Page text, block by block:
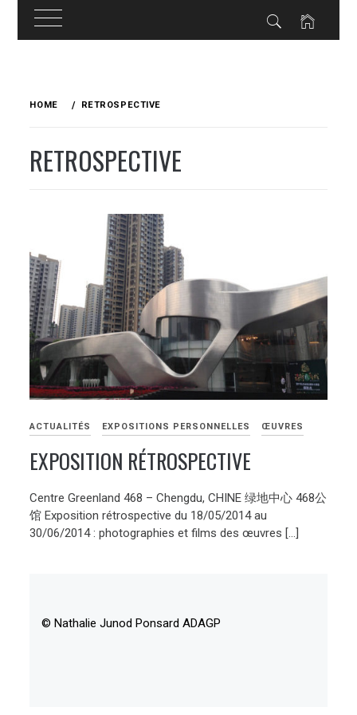
HOME RETROSPECTIVE
RETROSPECTIVE
ACTUALITÉS EXPOSITIONS PERSONNELLES ŒUVRES
EXPOSITION RÉTROSPECTIVE
Centre Greenland 468 – Chengdu, CHINE 绿地中心 468公
馆 Exposition rétrospective du 18/05/2014 au
30/06/2014 : photographies et films des œuvres […]
© Nathalie Junod Ponsard ADAGP